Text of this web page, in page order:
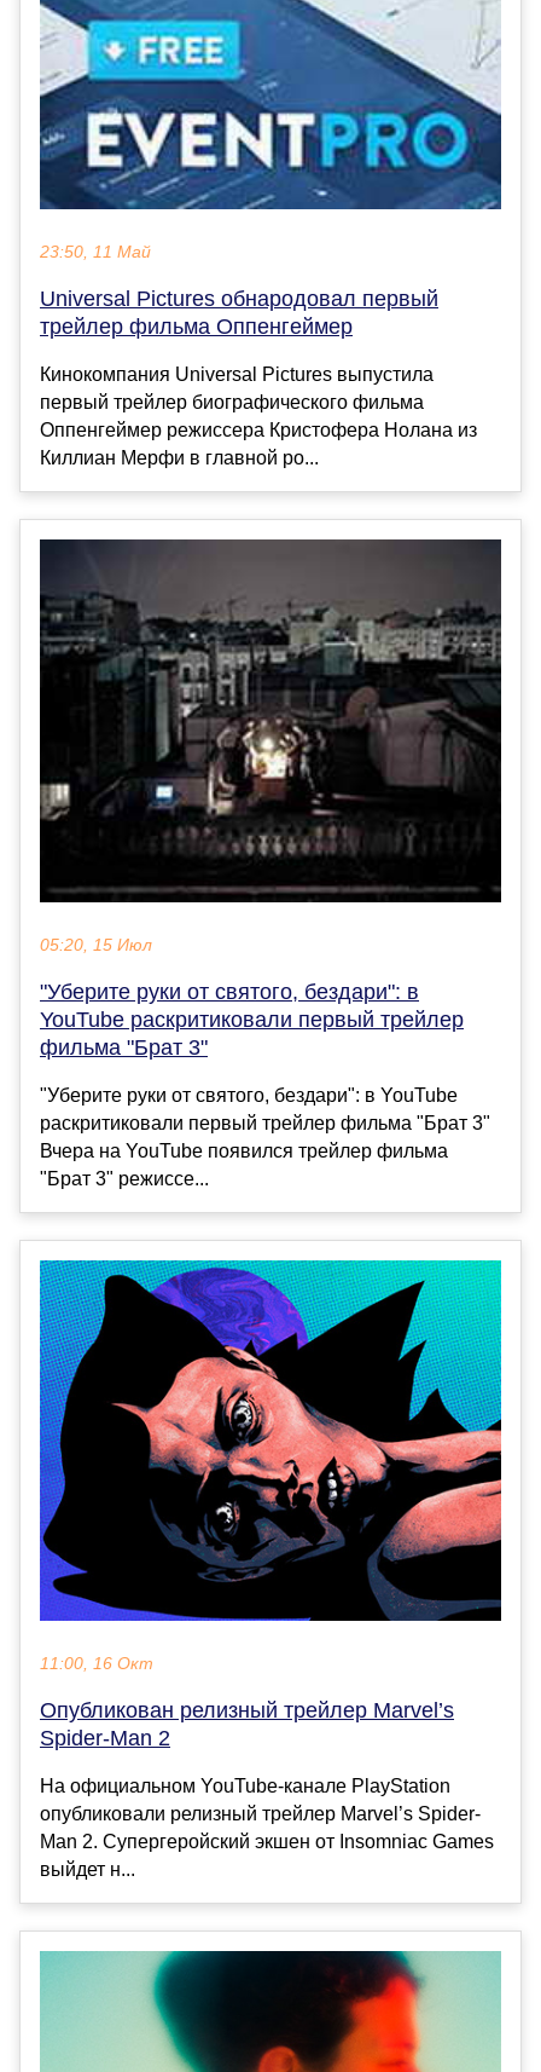
23:50, 11 Май
Universal Pictures обнародовал первый
трейлер фильма Оппенгеймер
Кинокомпания Universal Pictures выпустила
первый трейлер биографического фильма
Оппенгеймер режиссера Кристофера Нолана из
Киллиан Мерфи в главной ро...
05:20, 15 Июл
"Уберите руки от святого, бездари": в
YouTube раскритиковали первый трейлер
фильма "Брат 3"
"Уберите руки от святого, бездари": в YouTube
раскритиковали первый трейлер фильма "Брат 3"
Вчера на YouTube появился трейлер фильма
"Брат 3" режиссе...
11:00, 16 Окт
Опубликован релизный трейлер Marvel’s
Spider-Man 2
На официальном YouTube-канале PlayStation
опубликовали релизный трейлер Marvel’s Spider-
Man 2. Супергеройский экшен от Insomniac Games
выйдет н...